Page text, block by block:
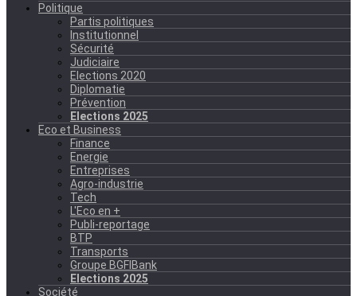
Politique
Partis politiques
Institutionnel
Sécurité
Judiciaire
Elections 2020
Diplomatie
Prévention
Elections 2025
Eco et Business
Finance
Energie
Entreprises
Agro-industrie
Tech
L'Eco en +
Publi-reportage
BTP
Transports
Groupe BGFIBank
Elections 2025
Société